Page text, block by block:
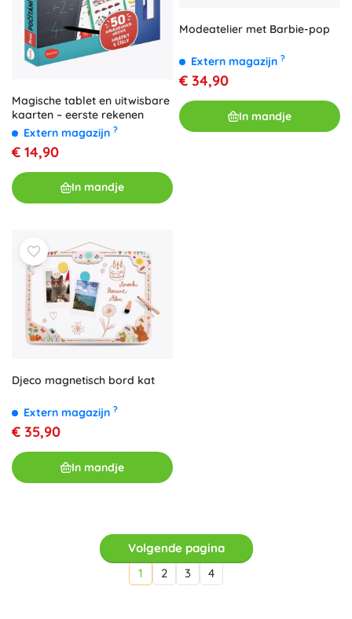
Magische tablet en uitwisbare
kaarten – eerste rekenen
Extern magazijn ?
€ 14,90
In mandje
Modeatelier met Barbie-pop
Extern magazijn ?
€ 34,90
In mandje
Djeco magnetisch bord kat
Extern magazijn ?
€ 35,90
In mandje
Volgende pagina
1
2 3 4